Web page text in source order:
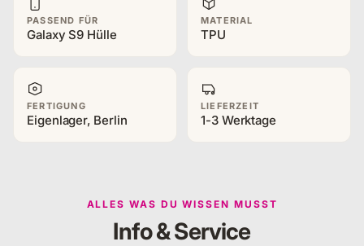
PASSEND FÜR
Galaxy S9 Hülle
MATERIAL
TPU
FERTIGUNG
Eigenlager, Berlin
LIEFERZEIT
1-3 Werktage
ALLES WAS DU WISSEN MUSST
Info & Service